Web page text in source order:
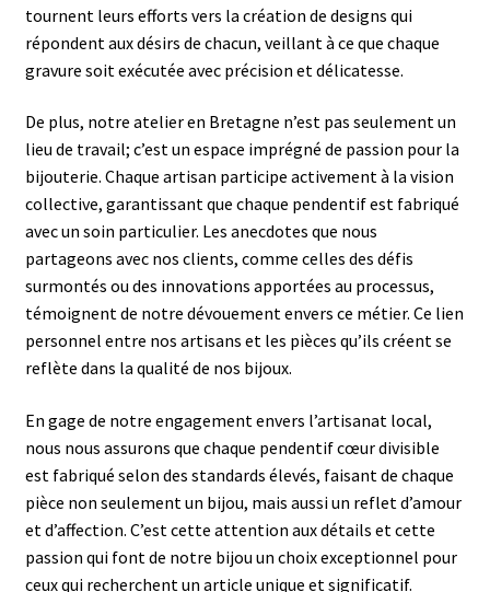
tournent leurs efforts vers la création de designs qui
répondent aux désirs de chacun, veillant à ce que chaque
gravure soit exécutée avec précision et délicatesse.
De plus, notre atelier en Bretagne n’est pas seulement un
lieu de travail; c’est un espace imprégné de passion pour la
bijouterie. Chaque artisan participe activement à la vision
collective, garantissant que chaque pendentif est fabriqué
avec un soin particulier. Les anecdotes que nous
partageons avec nos clients, comme celles des défis
surmontés ou des innovations apportées au processus,
témoignent de notre dévouement envers ce métier. Ce lien
personnel entre nos artisans et les pièces qu’ils créent se
reflète dans la qualité de nos bijoux.
En gage de notre engagement envers l’artisanat local,
nous nous assurons que chaque pendentif cœur divisible
est fabriqué selon des standards élevés, faisant de chaque
pièce non seulement un bijou, mais aussi un reflet d’amour
et d’affection. C’est cette attention aux détails et cette
passion qui font de notre bijou un choix exceptionnel pour
ceux qui recherchent un article unique et significatif.